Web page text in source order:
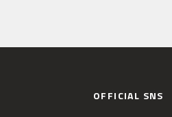
OFFICIAL SNS